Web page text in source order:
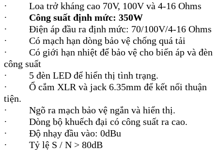
· Loa trở kháng cao 70V, 100V và 4-16 Ohms
· Công suất định mức: 350W
· Điện áp đầu ra định mức: 70/100V/4-16 Ohms
· Có mạch hạn dòng bảo vệ chống quá tải
· Có giới hạn nhiệt để bảo vệ cho biến áp và đèn
công suất
· 5 đèn LED để hiển thị tình trạng.
· Ổ cắm XLR và jack 6.35mm để kết nối thuận
tiện.
· Ngõ ra mạch bảo vệ ngắn và hiển thị.
· Dòng bộ khuếch đại có công suất ra cao.
· Độ nhạy đầu vào: 0dBu
· Tỷ lệ S / N > 80dB